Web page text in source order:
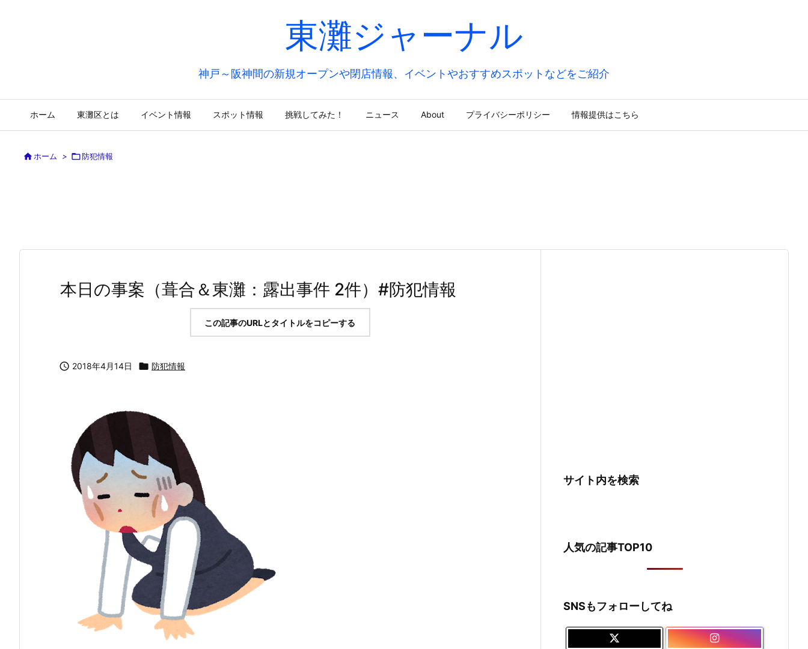
東灘ジャーナル
神戸～阪神間の新規オープンや閉店情報、イベントやおすすめスポットなどをご紹介
ホーム 東灘区とは イベント情報 スポット情報 挑戦してみた！ ニュース About プライバシーポリシー 情報提供はこちら
ホーム > 防犯情報
本日の事案（葺合＆東灘：露出事件 2件）#防犯情報
この記事のURLとタイトルをコピーする
 2018年4月14日  防犯情報
サイト内を検索
人気の記事TOP10
SNSもフォローしてね